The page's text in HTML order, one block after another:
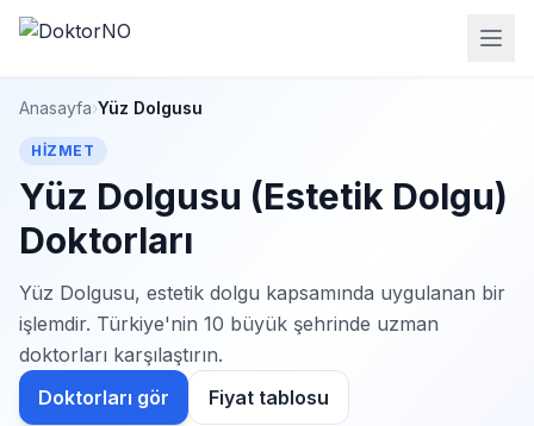
Anasayfa›Yüz Dolgusu
HIZMET
Yüz Dolgusu (Estetik Dolgu)
Doktorları
Yüz Dolgusu, estetik dolgu kapsamında uygulanan bir
işlemdir. Türkiye'nin 10 büyük şehrinde uzman
doktorları karşılaştırın.
Doktorları gör
Fiyat tablosu